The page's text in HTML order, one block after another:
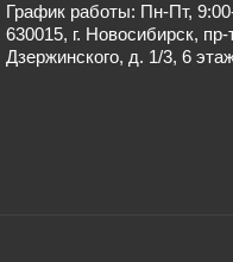
График работы: Пн-Пт,
630015, г. Новосибирск, пр-
Дзержинского, д. 1/3, 6